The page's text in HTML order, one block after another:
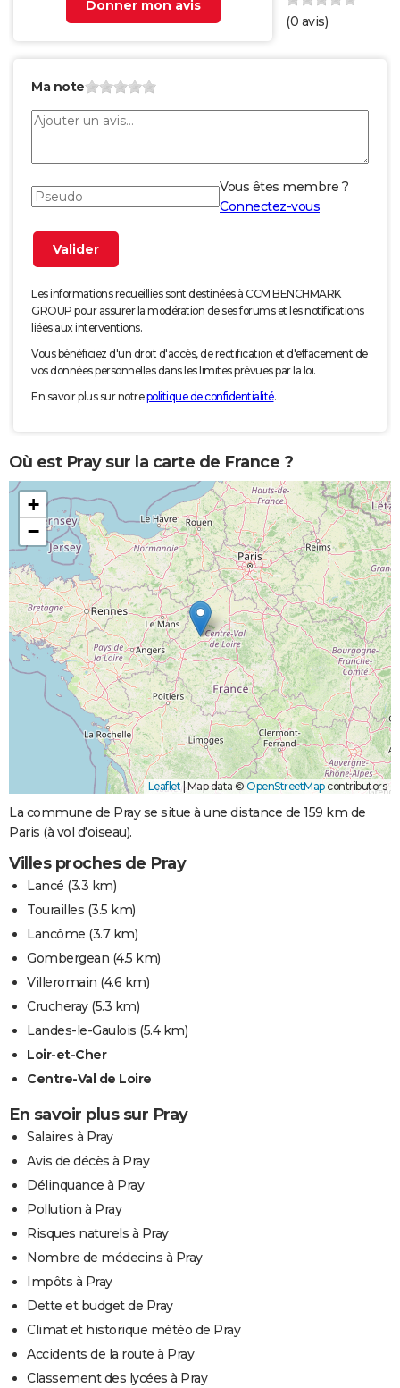
Donner mon avis
(0 avis)
Ma note
Vous êtes membre ?
Connectez-vous
Les informations recueillies sont destinées à CCM BENCHMARK
GROUP pour assurer la modération de ses forums et les notifications
liées aux interventions.
Vous bénéficiez d'un droit d'accès, de rectification et d'effacement de
vos données personnelles dans les limites prévues par la loi.
En savoir plus sur notrepolitique de confidentialité.
Où est Pray sur la carte de France ?
+
−
Leaflet Map data © OpenStreetMapcontributors
La commune de Pray se situe à une distance de 159 km de
Paris (à vol d'oiseau).
Villes proches de Pray
Lancé (3.3 km)
Tourailles (3.5 km)
Lancôme (3.7 km)
Gombergean (4.5 km)
Villeromain (4.6 km)
Crucheray(5.3 km)
Landes-le-Gaulois (5.4 km)
Loir-et-Cher
Centre-Val de Loire
En savoir plus sur Pray
Salaires à Pray
Avis de décès à Pray
Délinquance à Pray
Pollution à Pray
Risques naturels à Pray
Nombre de médecins à Pray
Impôts à Pray
Dette et budget de Pray
Climat et historique météo de Pray
Accidents de la route à Pray
Classement des lycées à Pray